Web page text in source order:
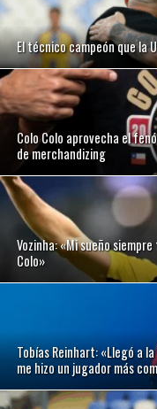
El técnico campeón que la
Colo Colo aprovecha el
de merchandizing
Vozinha: «Mi sueño
Colo»
Tobías Reinhart: «Llegó a
me hizo un jugador más